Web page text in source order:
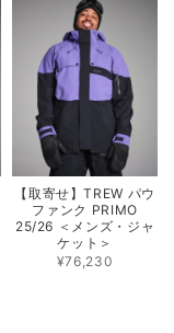
【取寄せ】TREW パウ
ファンク PRIMO
25/26 ＜メンズ・ジャ
ケット＞
¥76,230